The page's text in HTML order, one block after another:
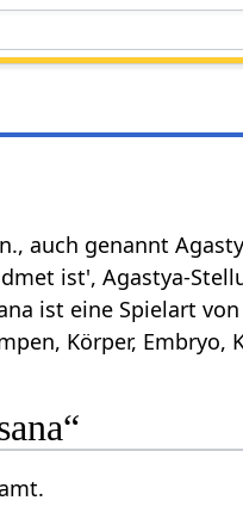
auch genannt
ist', Agastya-
ist eine Spielart
Körper, Embryo,